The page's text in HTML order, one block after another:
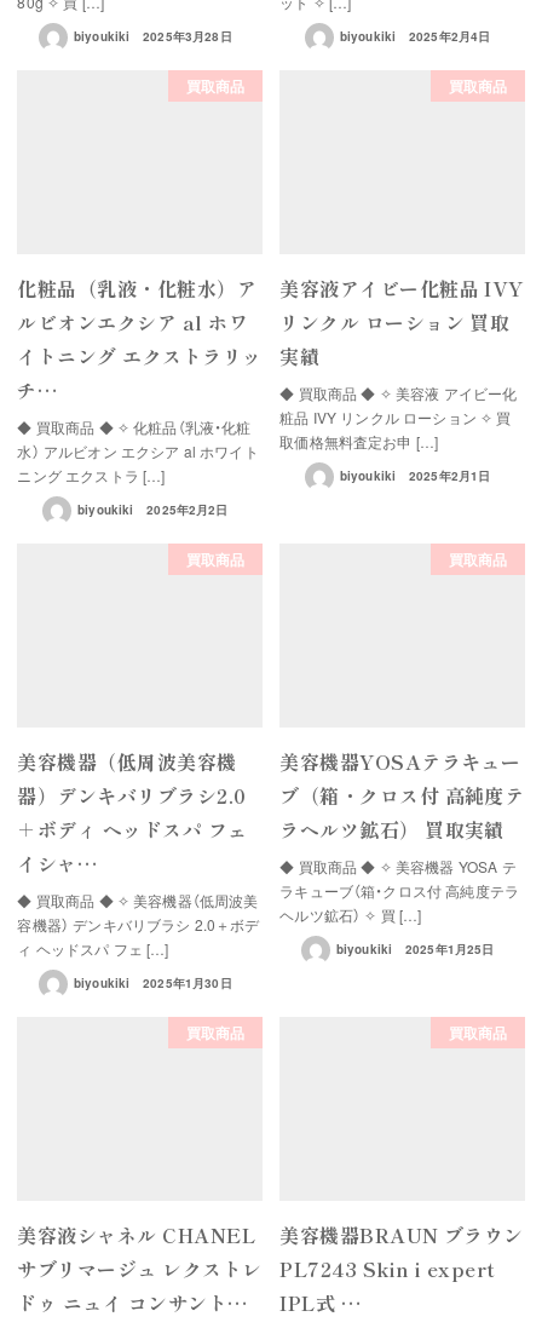
biyoukiki 2025年3月28日 biyoukiki 2025年2月4日
買取商品
化粧品（乳液・化粧水）ア
ルビオンエクシア al ホワ
イトニング エクストラリッ
チ…
◆ 買取商品 ◆ ✧ 化粧品（乳液・化粧
水） アルビオン エクシア al ホワイト
ニング エクストラ […]
biyoukiki 2025年2月2日
買取商品
美容液アイビー化粧品 IVY
リンクル ローション 買取
実績
◆ 買取商品 ◆ ✧ 美容液 アイビー化
粧品 IVY リンクル ローション ✧ 買
取価格無料査定お申 […]
biyoukiki 2025年2月1日
買取商品
美容機器（低周波美容機
器）デンキバリブラシ2.0
＋ボディ ヘッドスパ フェ
イシャ…
◆ 買取商品 ◆ ✧ 美容機器（低周波美
容機器） デンキバリブラシ 2.0＋ボデ
ィ ヘッドスパ フェ […]
biyoukiki 2025年1月30日
買取商品
美容機器YOSAテラキュー
ブ（箱・クロス付 高純度テ
ラヘルツ鉱石） 買取実績
◆ 買取商品 ◆ ✧ 美容機器 YOSA テ
ラキューブ（箱・クロス付 高純度テラ
ヘルツ鉱石） ✧ 買 […]
biyoukiki 2025年1月25日
買取商品
美容液シャネル CHANEL
サブリマージュ レクストレ
ドゥ ニュイ コンサント…
買取商品
美容機器BRAUN ブラウン
PL7243 Skin i expert
IPL式 …